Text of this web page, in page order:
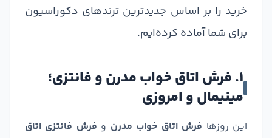
خرید را بر اساس جدیدترین ترندهای دکوراسیون
برای شما آماده کرده‌ایم.
۱. فرش اتاق خواب مدرن و فانتزی؛
مینیمال و امروزی
این روزها فرش اتاق خواب مدرن و فرش فانتزی اتاق